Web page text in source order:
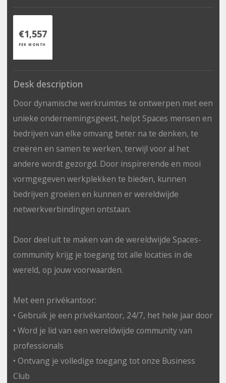
€1,557
PER MONTH
Desk description
Door dynamische werkruimtes te ontwerpen met een
unieke ondernemingsgeest, helpt Spaces mensen en
bedrijven van elke omvang beter na te denken, te
creëren en samen te werken, terwijl voor al het
andere wordt gezorgd. Door inspirerende en mooi
vormgegeven werkplekken te bieden, kunnen
bedrijven groeien en kunnen er wereldwijde
netwerkverbindingen ontstaan.
Door deel uit te maken van de wereldwijde Spaces-
community krijg je toegang tot alle locaties in de
wereld, op jouw voorwaarden.
Met een privékantoor:
• Gebruik je een privékantoor, 24/7, het hele jaar door
• Word je lid van een wereldwijde community van
professionals
• Ontvang je volledige toegang tot onze Business
Club